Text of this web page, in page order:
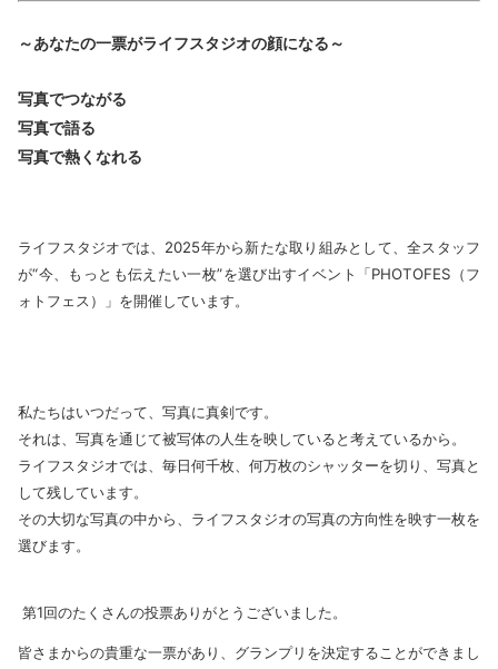
～あなたの一票がライフスタジオの顔になる～
写真でつながる
写真で語る
写真で熱くなれる
ライフスタジオでは、2025年から新たな取り組みとして、全スタッフ
が“今、もっとも伝えたい一枚”を選び出すイベント「PHOTOFES（フ
ォトフェス）」を開催しています。
私たちはいつだって、写真に真剣です。
それは、写真を通じて被写体の人生を映していると考えているから。
ライフスタジオでは、毎日何千枚、何万枚のシャッターを切り、写真と
して残しています。
その大切な写真の中から、ライフスタジオの写真の方向性を映す一枚を
選びます。
第1回のたくさんの投票ありがとうございました。
皆さまからの貴重な一票があり、グランプリを決定することができまし